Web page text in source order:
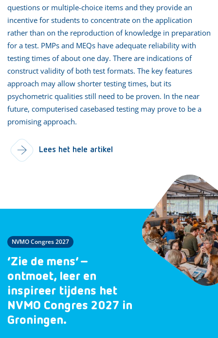
questions or multiple-choice items and they provide an
incentive for students to concentrate on the application
rather than on the reproduction of knowledge in preparation
for a test. PMPs and MEQs have adequate reliability with
testing times of about one day. There are indications of
construct validity of both test formats. The key features
approach may allow shorter testing times, but its
psychometric qualities still need to be proven. In the near
future, computerised casebased testing may prove to be a
promising approach.
Lees het hele artikel
NVMO Congres 2027
‘Zie de mens’ –
ontmoet, leer en
inspireer tijdens het
NVMO Congres 2027 in
Groningen.